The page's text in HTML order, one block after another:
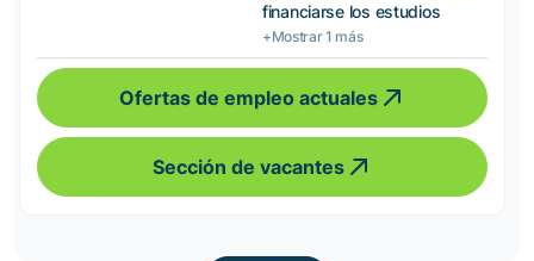
financiarse los estudios
+Mostrar 1 más
Ofertas de empleo actuales
Sección de vacantes